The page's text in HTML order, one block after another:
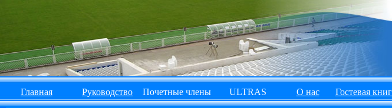
Главная Руководство Почетные члены ULTRAS О нас Гостевая